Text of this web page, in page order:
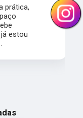
prática,
estou
›